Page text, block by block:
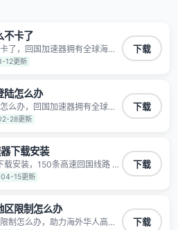
不卡了
了，回国加速器拥有全球海量
卡顿超稳定，专为海外华人和
人免除地域限制，随时高速稳
12更新
下载
陆怎么办
么办，回国加速器拥有全球海
不卡顿超稳定，专为海外华人
华人免除地域限制，随时高速
28更新
下载
下载安装
安装，150条高速回国线路 自
一键连接 提供高速线路 应用
一步 应用模式 App互不干扰 不
数据进行窃取和监听
15更新
下载
区限制怎么办
制怎么办，助力海外华人高速
下载